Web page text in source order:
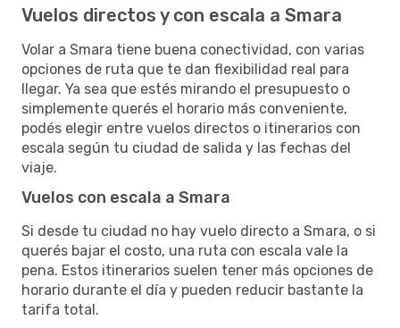
Vuelos directos y con escala a Smara
Volar a Smara tiene buena conectividad, con varias
opciones de ruta que te dan flexibilidad real para
llegar. Ya sea que estés mirando el presupuesto o
simplemente querés el horario más conveniente,
podés elegir entre vuelos directos o itinerarios con
escala según tu ciudad de salida y las fechas del
viaje.
Vuelos con escala a Smara
Si desde tu ciudad no hay vuelo directo a Smara, o si
querés bajar el costo, una ruta con escala vale la
pena. Estos itinerarios suelen tener más opciones de
horario durante el día y pueden reducir bastante la
tarifa total.